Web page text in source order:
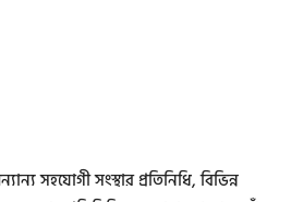
সহযোগী সংস্থার প্রতিনিধি, বিভিন্ন